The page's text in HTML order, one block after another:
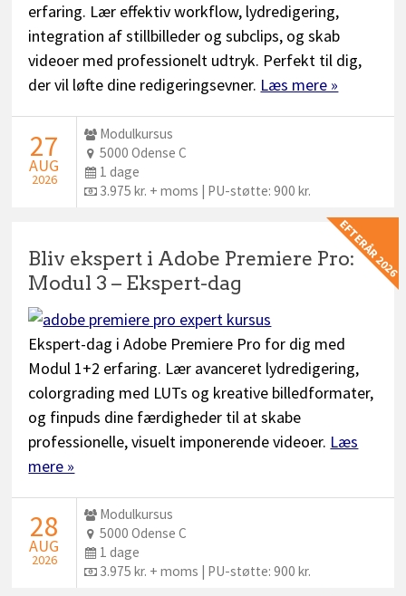
erfaring. Lær effektiv workflow, lydredigering,
integration af stillbilleder og subclips, og skab
videoer med professionelt udtryk. Perfekt til dig,
der vil løfte dine redigeringsevner. Læs mere »
STARTDATO:
27
AUG
2026
Udbyder:
Modulkursus
Sted:
5000 Odense C
Dage:
1 dage
Pris:3.975 kr. + moms | PU-støtte: 900 kr.
Bliv ekspert i Adobe Premiere Pro:
Modul 3 – Ekspert-dag
EFTERÅR 2026
Ekspert-dag i Adobe Premiere Pro for dig med
Modul 1+2 erfaring. Lær avanceret lydredigering,
colorgrading med LUTs og kreative billedformater,
og finpuds dine færdigheder til at skabe
professionelle, visuelt imponerende videoer. Læs
mere »
STARTDATO:
28
AUG
2026
Udbyder:
Modulkursus
Sted:
5000 Odense C
Dage:
1 dage
Pris:3.975 kr. + moms | PU-støtte: 900 kr.